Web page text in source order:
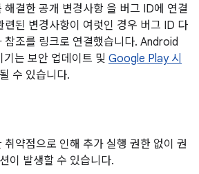
해결한 공개 변경사항 을 버그 ID에 연결
련된 변경사항이 여럿인 경우 버그 ID 다
참조를 링크로 연결했습니다. Android
는 보안 업데이트 및 Google Play 시
수 있습니다.
취약점으로 인해 추가 실행 권한 없이 권
이 발생할 수 있습니다.